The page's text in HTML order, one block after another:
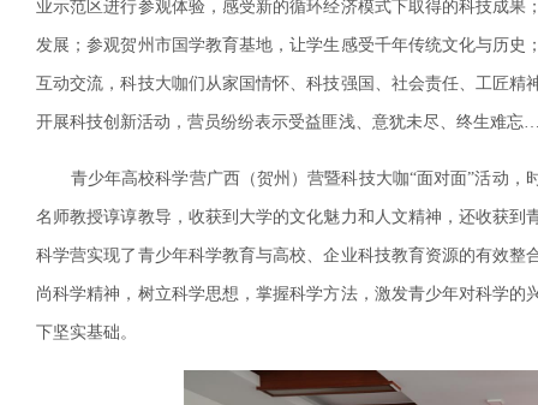
业示范区进行参观体验，感受新的循环经济模式下取得的科技成
发展；参观贺州市国学教育基地，让学生感受千年传统文化与历
互动交流，科技大咖们从家国情怀、科技强国、社会责任、工匠
开展科技创新活动，营员纷纷表示受益匪浅、意犹未尽、终生难
青少年高校科学营广西（贺州）营暨科技大咖“面对面”活动，
名师教授谆谆教导，收获到大学的文化魅力和人文精神，还收获
科学营实现了青少年科学教育与高校、企业科技教育资源的有效
尚科学精神，树立科学思想，掌握科学方法，激发青少年对科学
下坚实基础。